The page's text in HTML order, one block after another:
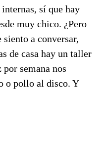
sí que hay
muy chico. ¿Pero
a conversar,
de casa hay un taller
semana nos
o pollo al disco. Y